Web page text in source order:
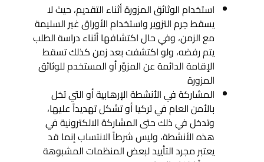
استخدام الوثائق المزورة أثناء التقديم، حيث لا
يسقط جرم التزوير واستخدام الأوراق غير السليمة
مع الزمن، وفي حال اكتشافها أثناء دراسة الطلب
يتم رفضه، ولو اكتشفت بعد زمن كذلك تسقط
الإقامة الدائمة عن المزوّر أو المستخدم للوثائق
المزورة
المشاركة في الأنشطة الإرهابية أو التي تخل
بالأمن العام في تركيا أو تشكل تهديداً عليها،
وتدخل في ذلك حتى المشاركة الالكترونية في
هذه الأنشطة، وليس شرطاً الانتساب إنما قد
يعتبر مجرد التأييد لبعض المنظمات المشبوهة